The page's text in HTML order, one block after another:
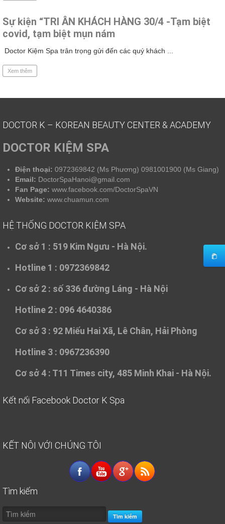
Sự kiện “TRI ÂN KHÁCH HÀNG 30/4 -Tạm biệt
covid, tạm biệt mụn nám
Doctor Kiệm Spa trân trọng gửi đến các quý khách ...
Xem thêm
DOCTOR K – KOREAN BEAUTY CENTER & ACADEMY
DOCTOR KIỆM SPA
Điện thoại: 0972369842 (Ms Phương) 0981001900 (Ms Giang)
Email: DoctorSpaHanoi@gmail.com
Fan Page: www.facebook.com/DoctorSpaVN
Website: www.chuamun.com
HỆ THỐNG DOCTOR KIỆM SPA
Cơ sở 1 : 519 Kim Ngưu - Hà Nội.
Hotline 1 : 0972369842
Cơ sở 2 : số 336 đường Láng - Hà Nội
Hotline 2 : 096 4640386
Cơ sở 3 : 92 Miếu Hai Xã, Lê Chân, Hải Phòng
Hotline 3 : 0967236390
Cơ sở 4 : T11 Times city, 485 Minh Khai - Hà Nội.
Kết nối Facebook Doctor K Spa
KẾT NÔI VỚI CHÚNG TÔI
Tìm kiếm
Tìm kiếm